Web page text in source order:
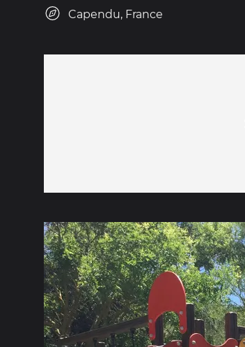
Capendu, France